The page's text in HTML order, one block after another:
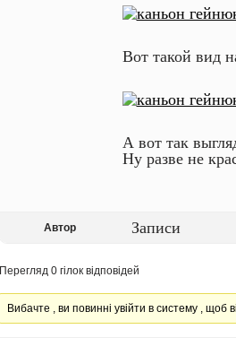
Вот такой вид
А вот так
Ну разве не
Автор Записи
Перегляд 0 гілок відповідей
Вибачте , ви повинні увійти в систему , щоб